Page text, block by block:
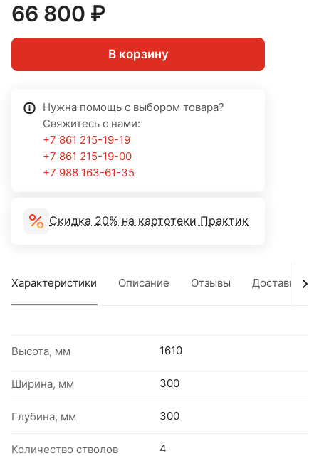
66 800 ₽
В корзину
Нужна помощь с выбором товара?
Свяжитесь с нами:
+7 861 215-19-19
+7 861 215-19-00
+7 988 163-61-35
Скидка 20% на картотеки Практик
Характеристики Описание Отзывы Доставка
Высота, мм 1610
Ширина, мм 300
Глубина, мм 300
Количество стволов 4